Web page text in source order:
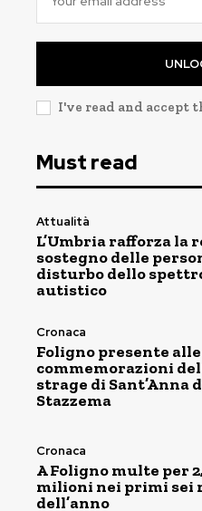
I've read and accept
Must read
Attualità
L’Umbria rafforza la
sostegno delle
disturbo dello
autistico
Cronaca
Foligno presente alle
commemorazioni
strage di Sant’Anna
Stazzema
Cronaca
A Foligno multe per
milioni nei primi sei
dell’anno